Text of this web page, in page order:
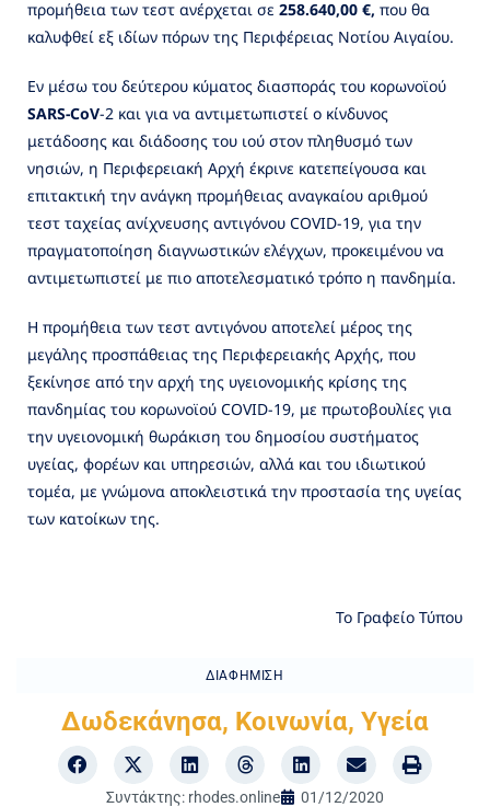
προμήθεια των τεστ ανέρχεται σε 258.640,00 €, που θα
καλυφθεί εξ ιδίων πόρων της Περιφέρειας Νοτίου Αιγαίου.
Εν μέσω του δεύτερου κύματος διασποράς του κορωνοϊού
SARS-CoV-2 και για να αντιμετωπιστεί ο κίνδυνος
μετάδοσης και διάδοσης του ιού στον πληθυσμό των
νησιών, η Περιφερειακή Αρχή έκρινε κατεπείγουσα και
επιτακτική την ανάγκη προμήθειας αναγκαίου αριθμού
τεστ ταχείας ανίχνευσης αντιγόνου COVID-19, για την
πραγματοποίηση διαγνωστικών ελέγχων, προκειμένου να
αντιμετωπιστεί με πιο αποτελεσματικό τρόπο η πανδημία.
Η προμήθεια των τεστ αντιγόνου αποτελεί μέρος της
μεγάλης προσπάθειας της Περιφερειακής Αρχής, που
ξεκίνησε από την αρχή της υγειονομικής κρίσης της
πανδημίας του κορωνοϊού COVID-19, με πρωτοβουλίες για
την υγειονομική θωράκιση του δημοσίου συστήματος
υγείας, φορέων και υπηρεσιών, αλλά και του ιδιωτικού
τομέα, με γνώμονα αποκλειστικά την προστασία της υγείας
των κατοίκων της.
Το Γραφείο Τύπου
ΔΙΑΦΉΜΙΣΗ
Δωδεκάνησα, Κοινωνία, Υγεία
Συντάκτης: rhodes.online 01/12/2020